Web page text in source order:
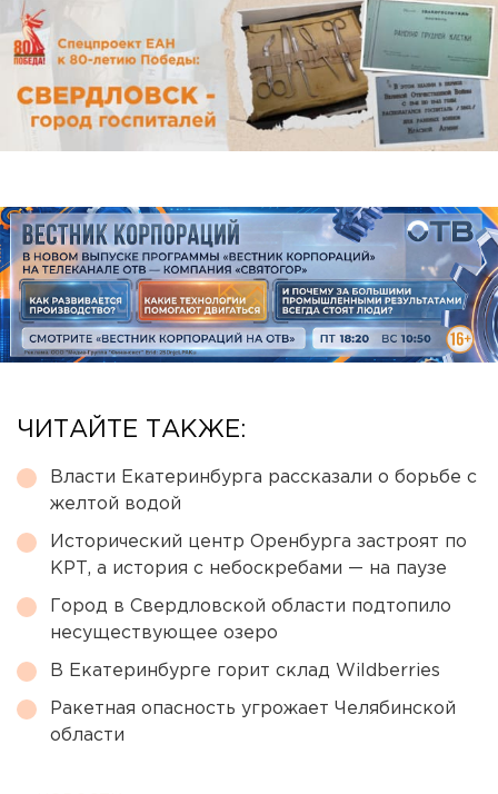
ЧИТАЙТЕ ТАКЖЕ:
Власти Екатеринбурга рассказали о борьбе с
желтой водой
Исторический центр Оренбурга застроят по
КРТ, а история с небоскребами — на паузе
Город в Свердловской области подтопило
несуществующее озеро
В Екатеринбурге горит склад Wildberries
Ракетная опасность угрожает Челябинской
области